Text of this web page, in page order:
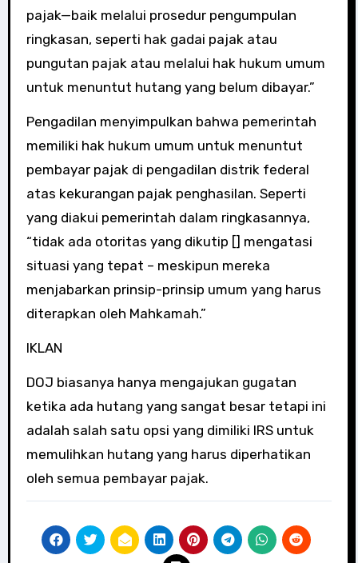
pajak—baik melalui prosedur pengumpulan
ringkasan, seperti hak gadai pajak atau
pungutan pajak atau melalui hak hukum umum
untuk menuntut hutang yang belum dibayar.”
Pengadilan menyimpulkan bahwa pemerintah
memiliki hak hukum umum untuk menuntut
pembayar pajak di pengadilan distrik federal
atas kekurangan pajak penghasilan. Seperti
yang diakui pemerintah dalam ringkasannya,
“tidak ada otoritas yang dikutip [] mengatasi
situasi yang tepat – meskipun mereka
menjabarkan prinsip-prinsip umum yang harus
diterapkan oleh Mahkamah.”
IKLAN
DOJ biasanya hanya mengajukan gugatan
ketika ada hutang yang sangat besar tetapi ini
adalah salah satu opsi yang dimiliki IRS untuk
memulihkan hutang yang harus diperhatikan
oleh semua pembayar pajak.